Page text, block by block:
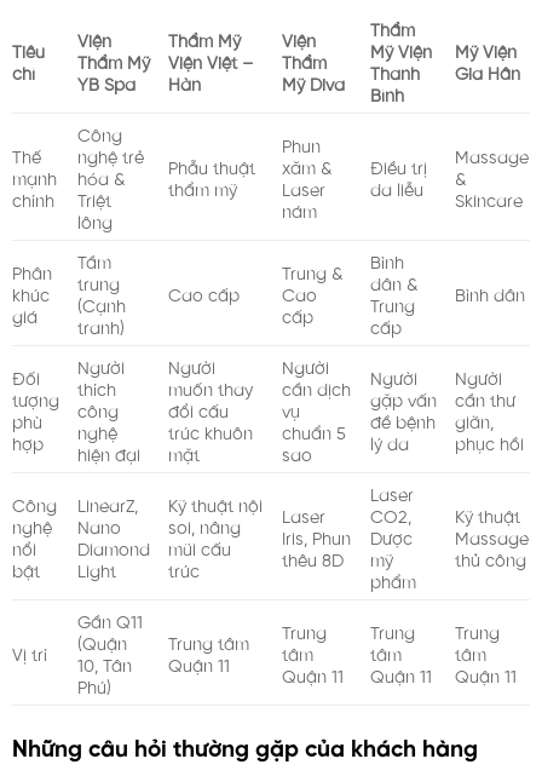
Tiêu
chí
Viện
Thẩm Mỹ
YB Spa
Thẩm Mỹ
Viện Việt –
Hàn
Viện
Thẩm
Mỹ Diva
Thẩm
Mỹ Viện
Thanh
Bình
Mỹ Viện
Gia Hân
Thế
mạnh
chính
Công
nghệ trẻ
hóa &
Triệt
lông
Phẫu thuật
thẩm mỹ
Phun
xăm &
Laser
nám
Điều trị
da liễu
Massage
&
Skincare
Phân
khúc
giá
Tầm
trung
(Cạnh
tranh)
Cao cấp
Trung &
Cao
cấp
Bình
dân &
Trung
cấp
Bình dân
Đối
tượng
phù
hợp
Người
thích
công
nghệ
hiện đại
Người
muốn thay
đổi cấu
trúc khuôn
mặt
Người
cần dịch
vụ
chuẩn 5
sao
Người
gặp vấn
đề bệnh
lý da
Người
cần thư
giãn,
phục hồi
Công
nghệ
nổi
bật
LinearZ,
Nano
Diamond
Light
Kỹ thuật nội
soi, nâng
mũi cấu
trúc
Laser
Iris, Phun
thêu 8D
Laser
CO2,
Dược
mỹ
phẩm
Kỹ thuật
Massage
thủ công
Vị trí
Gần Q11
(Quận
10, Tân
Phú)
Trung tâm
Quận 11
Trung
tâm
Quận 11
Trung
tâm
Quận 11
Trung
tâm
Quận 11
Những câu hỏi thường gặp của khách hàng